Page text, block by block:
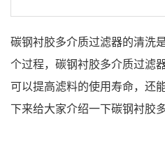
碳钢衬胶多介质过滤器的清洗
个过程，碳钢衬胶多介质过滤
可以提高滤料的使用寿命，还
下来给大家介绍一下碳钢衬胶